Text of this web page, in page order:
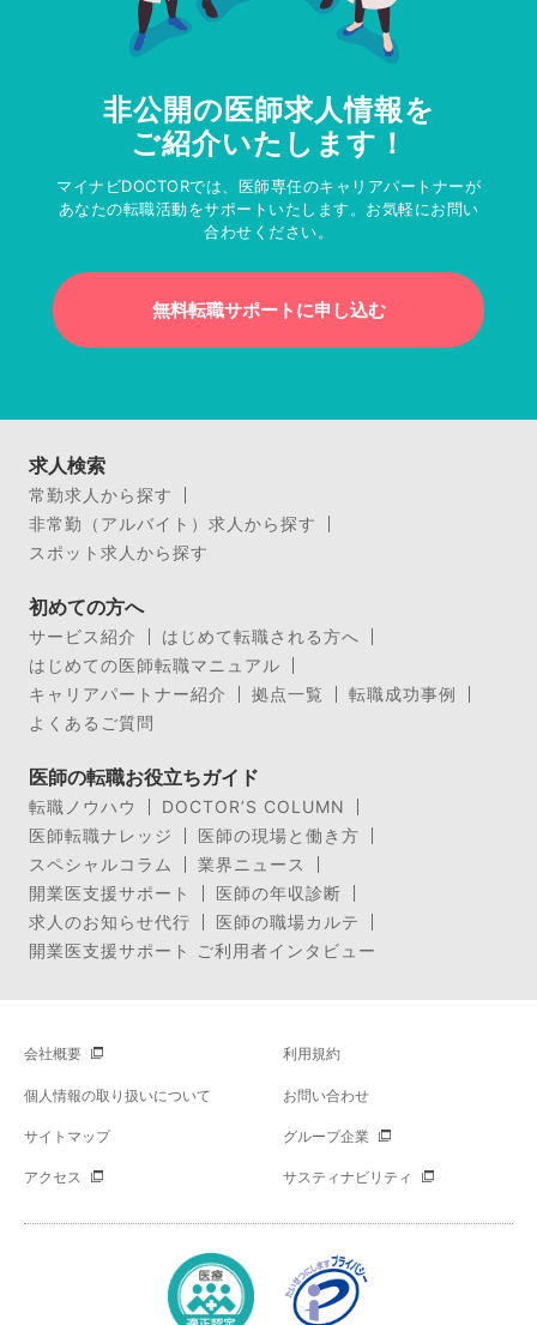
非公開の医師求人情報を
ご紹介いたします！
マイナビDOCTORでは、医師専任のキャリアパートナーが
あなたの転職活動をサポートいたします。お気軽にお問い
合わせください。
無料転職サポートに申し込む
求人検索
常勤求人から探す
非常勤（アルバイト）求人から探す
スポット求人から探す
初めての方へ
サービス紹介
はじめて転職される方へ
はじめての医師転職マニュアル
キャリアパートナー紹介
拠点一覧
転職成功事例
よくあるご質問
医師の転職お役立ちガイド
転職ノウハウ
DOCTOR’S COLUMN
医師転職ナレッジ
医師の現場と働き方
スペシャルコラム
業界ニュース
開業医支援サポート
医師の年収診断
求人のお知らせ代行
医師の職場カルテ
開業医支援サポート ご利用者インタビュー
会社概要 利用規約
個人情報の取り扱いについて お問い合わせ
サイトマップ グループ企業
アクセス サスティナビリティ